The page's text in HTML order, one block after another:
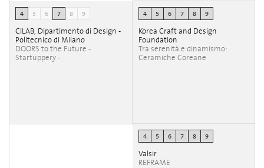
4 5 6 7 8 9
CILAB, Dipartimento di Design -
Politecnico di Milano
DOORS to the Future -
Startuppery -
4 5 6 7 8 9
Korea Craft and Design
Foundation
Tra serenità e dinamismo:
Ceramiche Coreane
4 5 6 7 8 9
Valsir
REFRAME